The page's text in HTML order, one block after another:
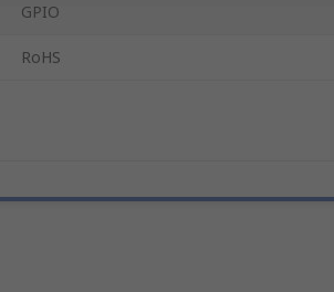
GPIO
RoHS